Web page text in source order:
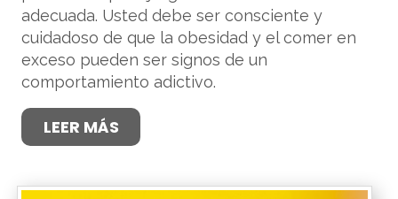
adecuada. Usted debe ser consciente y
cuidadoso de que la obesidad y el comer en
exceso pueden ser signos de un
comportamiento adictivo.
LEER MÁS